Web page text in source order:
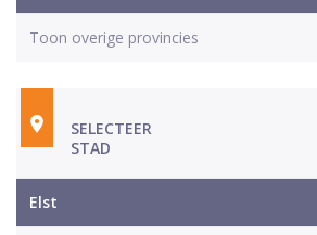
Toon overige provincies
SELECTEER
STAD
Elst